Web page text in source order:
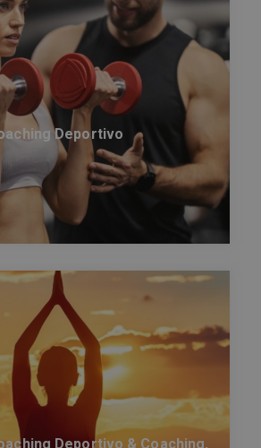
Deportivo
Deportivo & Coaching,